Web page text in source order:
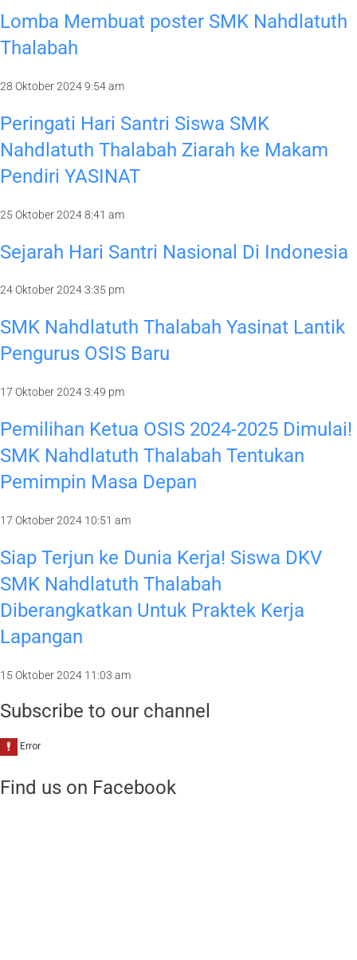
Lomba Membuat poster SMK Nahdlatuth
Thalabah
28 Oktober 20249:54 am
Peringati Hari Santri Siswa SMK
Nahdlatuth Thalabah Ziarah ke Makam
Pendiri YASINAT
25 Oktober 20248:41 am
Sejarah Hari Santri Nasional Di Indonesia
24 Oktober 20243:35 pm
SMK Nahdlatuth Thalabah Yasinat Lantik
Pengurus OSIS Baru
17 Oktober 20243:49 pm
Pemilihan Ketua OSIS 2024-2025 Dimulai!
SMK Nahdlatuth Thalabah Tentukan
Pemimpin Masa Depan
17 Oktober 2024 10:51 am
Siap Terjun ke Dunia Kerja! Siswa DKV
SMK Nahdlatuth Thalabah
Diberangkatkan Untuk Praktek Kerja
Lapangan
15 Oktober 2024 11:03 am
Subscribe to our channel
Find us on Facebook